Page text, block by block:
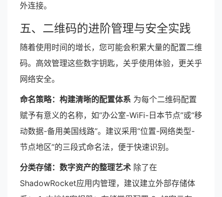
外连接。
五、二维码的进阶管理与安全实践
随着使用时间的增长，您可能会积累大量的配置二维
码。高效管理这些数字钥匙，关乎使用体验，更关乎
网络安全。
命名策略：构建清晰的配置体系 为每个二维码配置
赋予有意义的名称，如“办公室-WiFi-日本节点”或“移
动数据-备用美国线路”。建议采用“位置-网络类型-
节点地区”的三段式命名法，便于快速识别。
分类存储：数字资产的整理艺术 除了在
ShadowRocket应用内管理，建议建立外部存储体